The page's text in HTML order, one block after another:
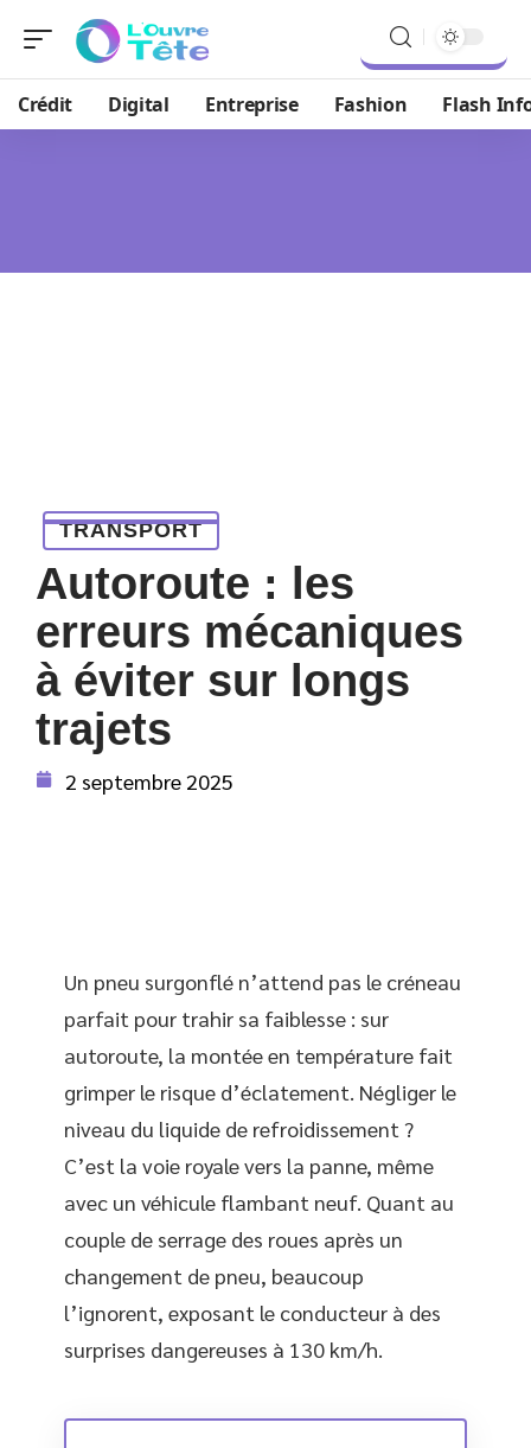
Crédit Digital Entreprise Fashion Flash
TRANSPORT
Autoroute : les
erreurs mécaniques
à éviter sur longs
trajets
2 septembre 2025
Un pneu surgonflé n’attend pas le créneau
parfait pour trahir sa faiblesse : sur
autoroute, la montée en température fait
grimper le risque d’éclatement. Négliger le
niveau du liquide de refroidissement ?
C’est la voie royale vers la panne, même
avec un véhicule flambant neuf. Quant au
couple de serrage des roues après un
changement de pneu, beaucoup
l’ignorent, exposant le conducteur à des
surprises dangereuses à 130 km/h.